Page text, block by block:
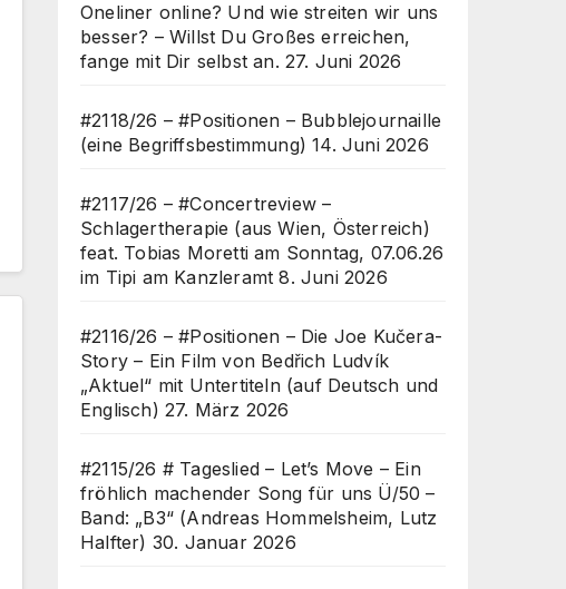
Oneliner online? Und wie streiten wir uns
besser? – Willst Du Großes erreichen,
fange mit Dir selbst an. 27. Juni 2026
#2118/26 – #Positionen – Bubblejournaille
(eine Begriffsbestimmung) 14. Juni 2026
#2117/26 – #Concertreview –
Schlagertherapie (aus Wien, Österreich)
feat. Tobias Moretti am Sonntag, 07.06.26
im Tipi am Kanzleramt 8. Juni 2026
#2116/26 – #Positionen – Die Joe Kučera-
Story – Ein Film von Bedřich Ludvík
„Aktuel“ mit Untertiteln (auf Deutsch und
Englisch) 27. März 2026
#2115/26 # Tageslied – Let’s Move – Ein
fröhlich machender Song für uns Ü/50 –
Band: „B3“ (Andreas Hommelsheim, Lutz
Halfter) 30. Januar 2026